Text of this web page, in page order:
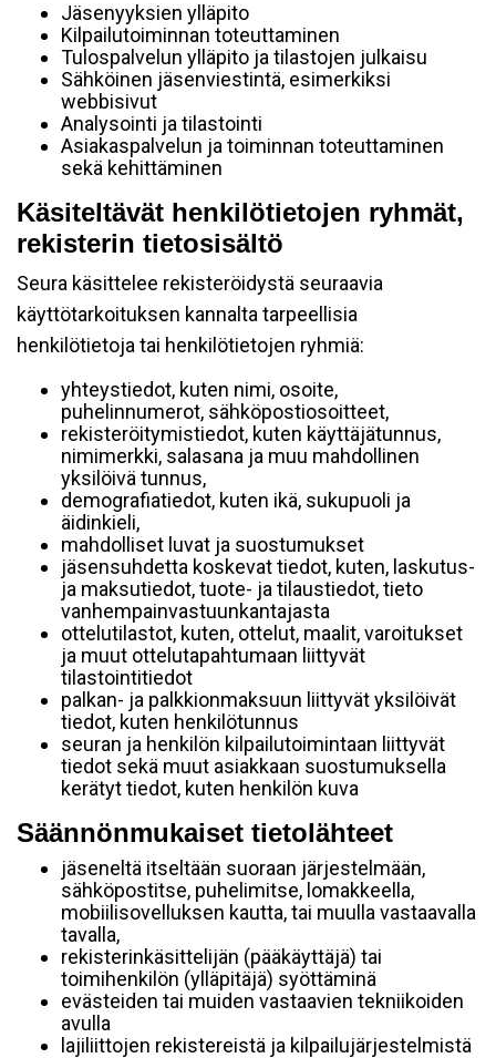
Jäsenyyksien ylläpito
Kilpailutoiminnan toteuttaminen
Tulospalvelun ylläpito ja tilastojen julkaisu
Sähköinen jäsenviestintä, esimerkiksi
webbisivut
Analysointi ja tilastointi
Asiakaspalvelun ja toiminnan toteuttaminen
sekä kehittäminen
Käsiteltävät henkilötietojen ryhmät,
rekisterin tietosisältö
Seura käsittelee rekisteröidystä seuraavia
käyttötarkoituksen kannalta tarpeellisia
henkilötietoja tai henkilötietojen ryhmiä:
yhteystiedot, kuten nimi, osoite,
puhelinnumerot, sähköpostiosoitteet,
rekisteröitymistiedot, kuten käyttäjätunnus,
nimimerkki, salasana ja muu mahdollinen
yksilöivä tunnus,
demografiatiedot, kuten ikä, sukupuoli ja
äidinkieli,
mahdolliset luvat ja suostumukset
jäsensuhdetta koskevat tiedot, kuten, laskutus-
ja maksutiedot, tuote- ja tilaustiedot, tieto
vanhempainvastuunkantajasta
ottelutilastot, kuten, ottelut, maalit, varoitukset
ja muut ottelutapahtumaan liittyvät
tilastointitiedot
palkan- ja palkkionmaksuun liittyvät yksilöivät
tiedot, kuten henkilötunnus
seuran ja henkilön kilpailutoimintaan liittyvät
tiedot sekä muut asiakkaan suostumuksella
kerätyt tiedot, kuten henkilön kuva
Säännönmukaiset tietolähteet
jäseneltä itseltään suoraan järjestelmään,
sähköpostitse, puhelimitse, lomakkeella,
mobiilisovelluksen kautta, tai muulla vastaavalla
tavalla,
rekisterinkäsittelijän (pääkäyttäjä) tai
toimihenkilön (ylläpitäjä) syöttäminä
evästeiden tai muiden vastaavien tekniikoiden
avulla
lajiliittojen rekistereistä ja kilpailujärjestelmistä